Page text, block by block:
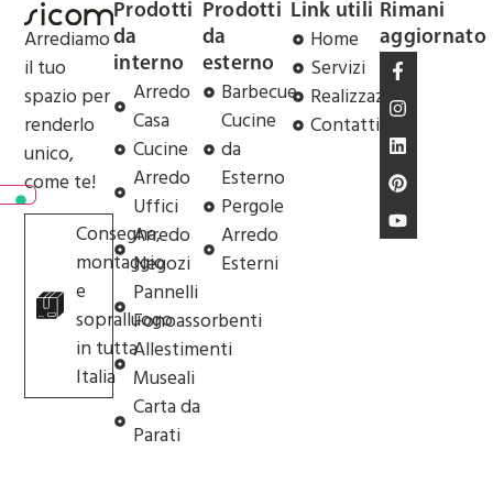
Arrediamo
il tuo
spazio per
renderlo
unico,
come te!
Consegna,
montaggio
e
sopralluogo
in tutta
Italia
Prodotti
da
interno
Arredo
Casa
Cucine
Arredo
Uffici
Arredo
Negozi
Pannelli
Fonoassorbenti
Allestimenti
Museali
Carta da
Parati
Prodotti
da
esterno
Barbecue
Cucine
da
Esterno
Pergole
Arredo
Esterni
Link utili
Home
Servizi
Realizzazioni
Contatti
Rimani
aggiornato